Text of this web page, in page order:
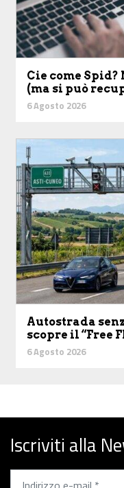
Cie come
(ma si può
6 Agosto 2026
Autostrada
scopre il “Free
6 Agosto 2026
Iscriviti alla